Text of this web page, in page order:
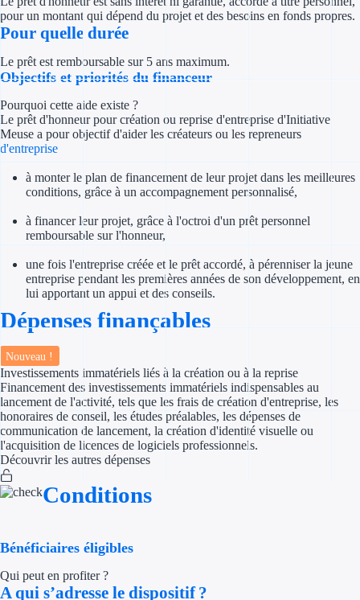
Investir dans
Exonération
Prêts publics
Prêt
Garantie
Par financeur
pour un montant qui dépend du projet et des besoins en fonds propres.
Pour quelle durée
Le prêt est remboursable sur 5 ans maximum.
Objectifs et priorités du financeur
Pourquoi cette aide existe ?
Le prêt d'honneur pour création ou reprise d'entreprise d'Initiative
Meuse a pour objectif d'aider les créateurs ou les repreneurs
d'entreprise
à monter le plan de financement de leur projet dans les meilleures
conditions, grâce à un accompagnement personnalisé,
à financer leur projet, grâce à l'octroi d'un prêt personnel
remboursable sur l'honneur,
une fois l'entreprise créée et le prêt accordé, à pérenniser la jeune
entreprise pendant les premières années de son développement, en
lui apportant un appui et des conseils.
Dépenses finançables
Nouveau !
Investissements immatériels liés à la création ou à la reprise
Financement des investissements immatériels indispensables au
lancement de l'activité, tels que les frais de création d'entreprise, les
honoraires de conseil, les études préalables, les dépenses de
communication de lancement, la création d'identité visuelle ou
l'acquisition de licences de logiciels professionnels.
Découvrir les autres dépenses
Conditions
Bénéficiaires éligibles
Qui peut en profiter ?
A qui s’adresse le dispositif ?